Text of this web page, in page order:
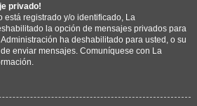
privado!
está registrado y/o identificado, La
la opción de mensajes privados para
ha deshabilitado para usted, o su
enviar mensajes. Comuníquese con La